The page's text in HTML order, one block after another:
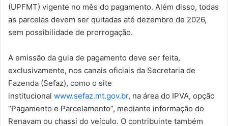
(UPFMT) vigente no mês do pagamento. Além disso, todas
as parcelas devem ser quitadas até dezembro de 2026,
sem possibilidade de prorrogação.
A emissão da guia de pagamento deve ser feita,
exclusivamente, nos canais oficiais da Secretaria de
Fazenda (Sefaz), como o site
institucional www.sefaz.mt.gov.br, na área do IPVA, opção
“Pagamento e Parcelamento”, mediante informação do
Renavam ou chassi do veículo. O contribuinte também